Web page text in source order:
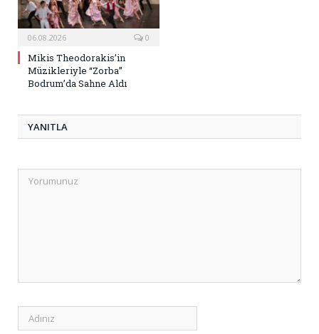
06.08.2026 0
Mikis Theodorakis’in
Müzikleriyle “Zorba”
Bodrum’da Sahne Aldı
YANITLA